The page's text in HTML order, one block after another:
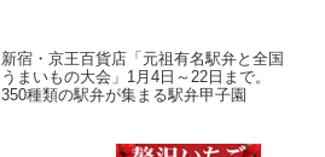
新宿・京王百貨店「元祖有名駅弁と全国
うまいもの大会」1月4日～22日まで。
350種類の駅弁が集まる駅弁甲子園